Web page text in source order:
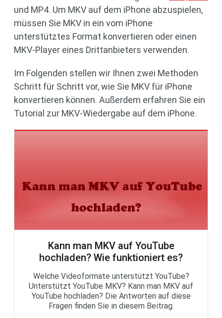
und MP4. Um MKV auf dem iPhone abzuspielen,
müssen Sie MKV in ein vom iPhone
unterstütztes Format konvertieren oder einen
MKV-Player eines Drittanbieters verwenden.
Im Folgenden stellen wir Ihnen zwei Methoden
Schritt für Schritt vor, wie Sie MKV für iPhone
konvertieren können. Außerdem erfahren Sie ein
Tutorial zur MKV-Wiedergabe auf dem iPhone.
Kann man MKV auf YouTube
hochladen? Wie funktioniert es?
Welche Videoformate unterstützt YouTube?
Unterstützt YouTube MKV? Kann man MKV auf
YouTube hochladen? Die Antworten auf diese
Fragen finden Sie in diesem Beitrag.